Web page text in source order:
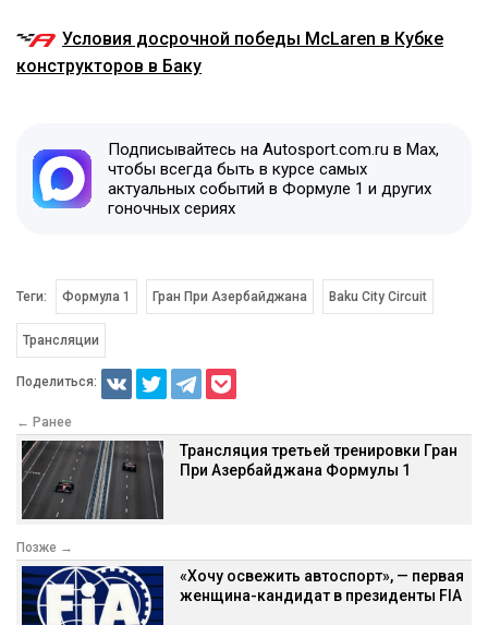
Условия досрочной победы McLaren в Кубке
конструкторов в Баку
Подписывайтесь на Autosport.com.ru в Max,
чтобы всегда быть в курсе самых
актуальных событий в Формуле 1 и других
гоночных сериях
Теги: Формула 1 Гран При Азербайджана Baku City Circuit
Трансляции
Поделиться:
← Ранее
Трансляция третьей тренировки Гран
При Азербайджана Формулы 1
Позже →
«Хочу освежить автоспорт», — первая
женщина-кандидат в президенты FIA